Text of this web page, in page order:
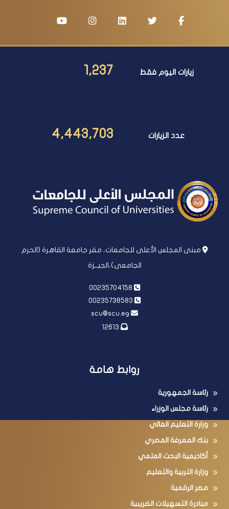
زيارات اليوم فقط 1,237
عدد الزيارات 4,443,703
مبنى المجلس الأعلى للجامعات، مقر جامعة القاهرة (الحرم
الجامعى)،الجيــزة
روابط هامة
رئاسة الجمهورية
رئاسة مجلس الوزراء
وزارة التعليم العالي
بنك المعرفة المصري
أكاديمية البحث العلمي
وزارة التربية والتعليم
مصر الرقمية
مبادرة التسهيلات الضريبية